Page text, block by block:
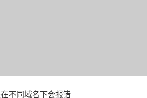
不同域名下会报错